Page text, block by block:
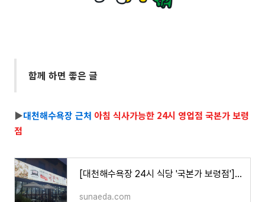
함께 하면 좋은 글
▶대천해수욕장 근처 아침 식사가능한 24시 영업점 국본가 보령
점
[대천해수욕장 24시 식당 '국본가 보령점']아침식사 가능!수육국밥 한뚝배기 하기!
sunaeda.com